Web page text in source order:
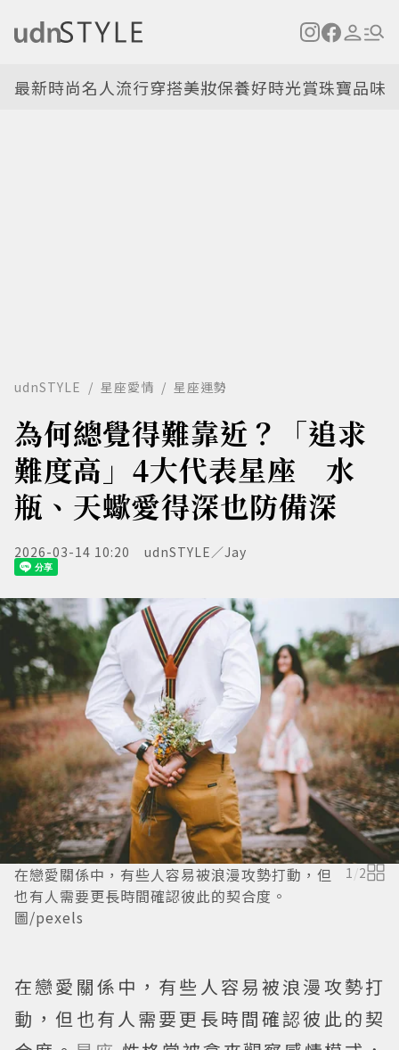
最新時尚名人流行穿搭美妝保養好時光賞珠寶品味
udnSTYLE 星座愛情 星座運勢
為何總覺得難靠近？「追求
難度高」4大代表星座 水
瓶、天蠍愛得深也防備深
2026-03-14 10:20 udnSTYLE／Jay
在戀愛關係中，有些人容易被浪漫攻勢打動，但
也有人需要更長時間確認彼此的契合度。
圖/pexels
1/2
在戀愛關係中，有些人容易被浪漫攻勢打
動，但也有人需要更長時間確認彼此的契